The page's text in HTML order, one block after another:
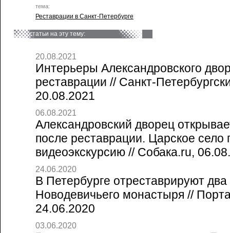
тема:
Реставрации в Санкт-Петербурге
статьи на эту тему:
20.08.2021
Интерьеры Александровского
реставрации // Санкт-
20.08.2021
06.08.2021
Александровский дворец
после реставрации. Царское село
видеоэкскурсию // Собака.ru,
24.06.2020
В Петербурге отреставрируют два
Новодевичьего монастыря //
24.06.2020
03.06.2020